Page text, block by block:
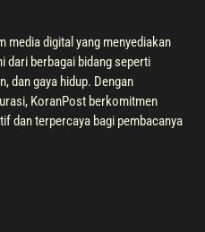
media digital yang menyediakan
dari berbagai bidang seperti
dan gaya hidup. Dengan
KoranPost berkomitmen
dan terpercaya bagi pembacanya